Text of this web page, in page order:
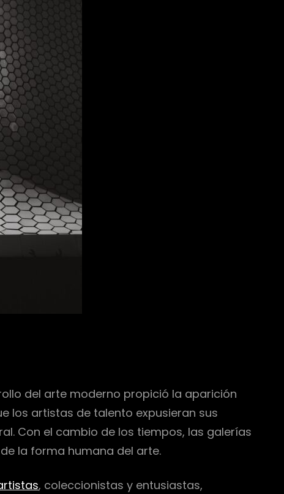
del arte moderno propició la aparición
los artistas de talento expusieran sus
Con el cambio de los tiempos, las galerías
la forma humana del arte.
, coleccionistas y entusiastas,